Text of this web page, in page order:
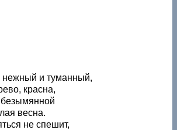
и туманный,
красна,
весна.
не спешит,